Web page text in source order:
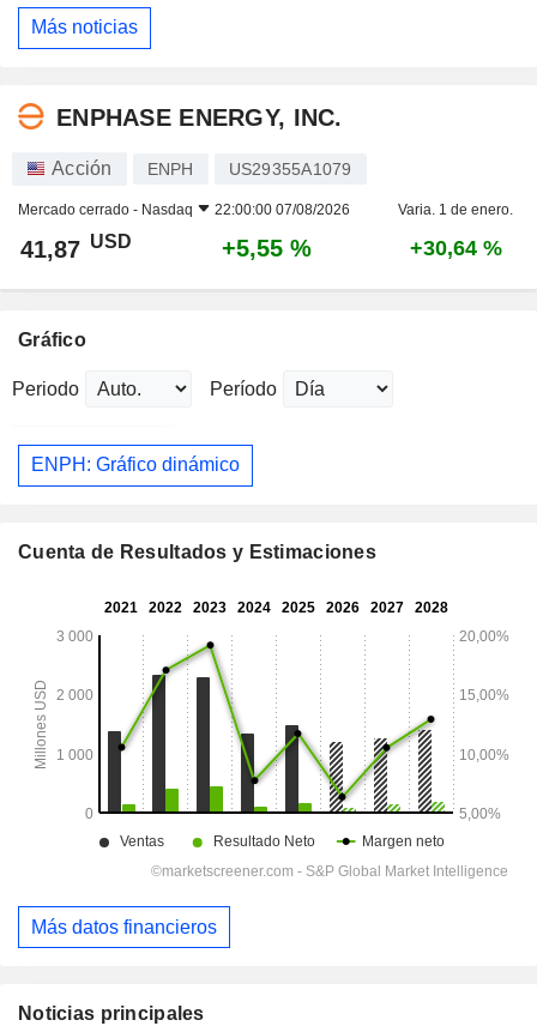
Más noticias
ENPHASE ENERGY, INC.
Acción ENPH US29355A1079
Mercado cerrado - Nasdaq 22:00:00 07/08/2026 Varia. 1 de enero.
41,87 USD +5,55 % +30,64 %
Gráfico
Periodo Período
ENPH: Gráfico dinámico
Cuenta de Resultados y Estimaciones
Más datos financieros
Noticias principales